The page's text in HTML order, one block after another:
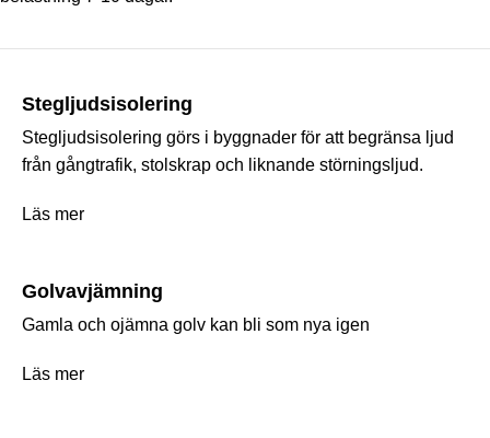
Stegljudsisolering
Stegljudsisolering görs i byggnader för att begränsa ljud
från gångtrafik, stolskrap och liknande störningsljud.
Läs mer
Golvavjämning
Gamla och ojämna golv kan bli som nya igen
Läs mer